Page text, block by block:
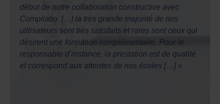
début de notre collaboration constructive avec
Compilatio. […] la très grande majorité de nos
utilisateurs sont très satisfaits et rares sont ceux qui
désirent une formation complémentaire. Pour le
responsable d’instance, la prestation est de qualité
et correspond aux attentes de nos écoles […] »